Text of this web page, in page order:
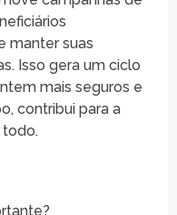
manter suas
Isso gera um ciclo
mais seguros e
contribui para a